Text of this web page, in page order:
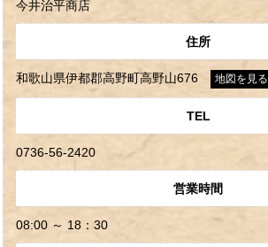
今井治平商店
住所
和歌山県伊都郡高野町高野山676 地図を見る
TEL
0736-56-2420
営業時間
08:00 ～ 18：30